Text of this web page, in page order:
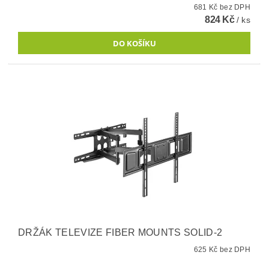
681 Kč bez DPH
824 Kč/ ks
DRŽÁK TELEVIZE FIBER MOUNTS SOLID-2
625 Kč bez DPH